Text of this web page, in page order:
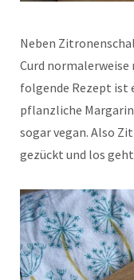
Neben
Curd normalerweise
folgende Rezept
pflanzliche
sogar vegan. Also
gezückt und los